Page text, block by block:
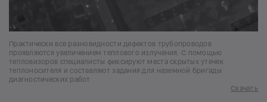
Практически все разновидности дефектов трубопроводов
проявляются увеличением теплового излучения. С помощью
тепловизоров специалисты фиксируют места скрытых утечек
теплоносителя и составляют задания для наземной бригады
диагностических работ
Скачать